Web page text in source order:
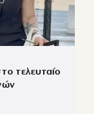
τελευταίο